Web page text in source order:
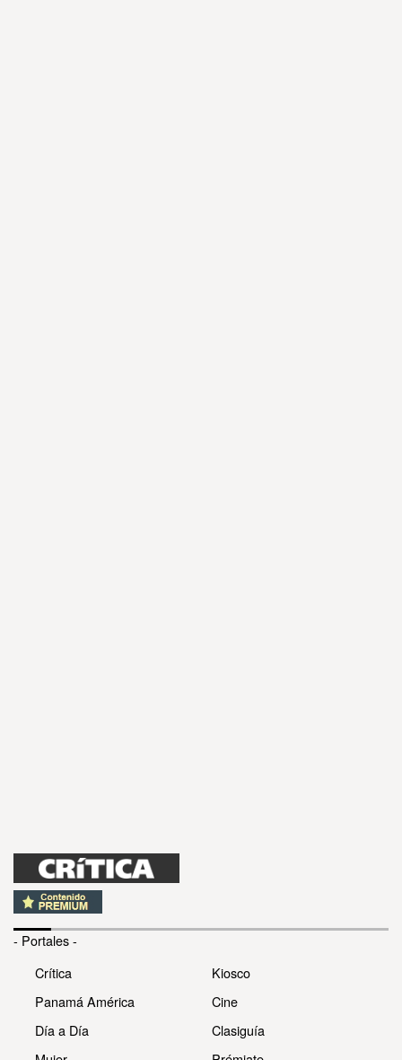
- Portales -
Crítica
Panamá América
Día a Día
Kiosco
Cine
Clasiguía